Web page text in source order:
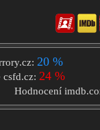
20 %
csfd.cz: 24 %
Hodnocení